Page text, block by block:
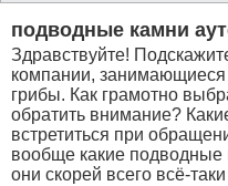
499 ₽
-15%
Отмена Оплатить
подводные камни
Здравствуйте!
компании, занимающиеся
грибы. Как грамотно
обратить внимание?
встретиться при
вообще какие подводные
они скорей всего всё-